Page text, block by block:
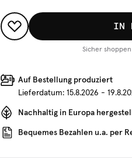
IN
Sicher
Auf Bestellung produziert
Lieferdatum: 15.8.2026 -
Nachhaltig in Europa
Bequemes Bezahlen u.a. per